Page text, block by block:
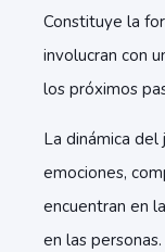
Constituye la
involucran con
los próximos
La dinámica
emociones,
encuentran en
en las